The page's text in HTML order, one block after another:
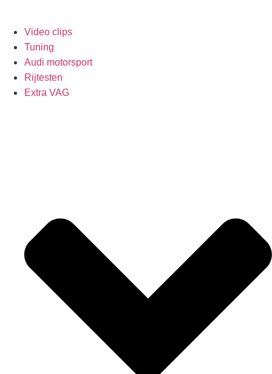
Video clips
Tuning
Audi motorsport
Rijtesten
Extra VAG